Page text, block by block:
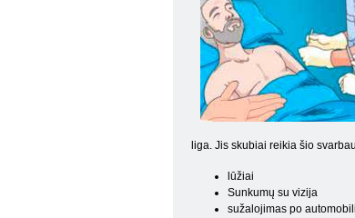
liga. Jis skubiai reikia šio
lūžiai
Sunkumų su vizija
sužalojimas po